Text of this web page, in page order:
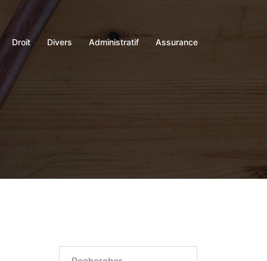
Droit Divers Administratif Assurance